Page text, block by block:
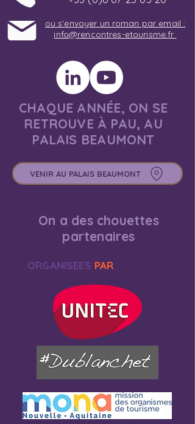
ou s'envoyer un roman par email :
info@rencontres-etourisme.fr
CHAQUE ANNÉE, ON SE
RETROUVE À PAU, AU
PALAIS BEAUMONT
VENIR AU PALAIS BEAUMONT
On a des chouettes
partenaires
ORGANISEES PAR